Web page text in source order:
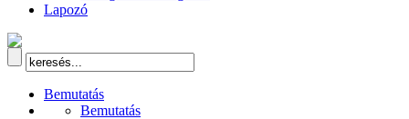
Lapozó
Bemutatás
Bemutatás